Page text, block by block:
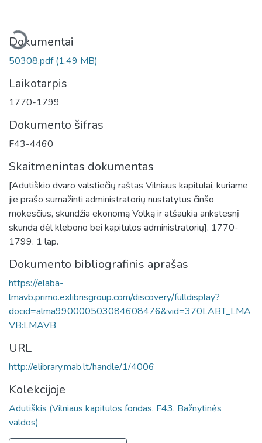
Dokumentai
50308.pdf(1.49 MB)
Laikotarpis
1770-1799
Dokumento šifras
F43-4460
Skaitmenintas dokumentas
[Adutiškio dvaro valstiečių raštas Vilniaus kapitulai, kuriame
jie prašo sumažinti administratorių nustatytus činšo
mokesčius, skundžia ekonomą Volką ir atšaukia ankstesnį
skundą dėl klebono bei kapitulos administratorių]. 1770-
1799. 1 lap.
Dokumento bibliografinis aprašas
https://elaba-
lmavb.primo.exlibrisgroup.com/discovery/fulldisplay?
docid=alma990000503084608476&vid=370LABT_LMA
VB:LMAVB
URL
http://elibrary.mab.lt/handle/1/4006
Kolekcijoje
Adutiškis (Vilniaus kapitulos fondas. F43. Bažnytinės
valdos)